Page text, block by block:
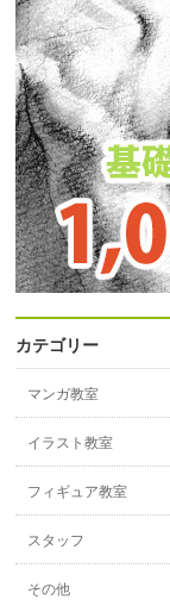
カテゴリー
マンガ教室
イラスト教室
フィギュア教室
スタッフ
その他